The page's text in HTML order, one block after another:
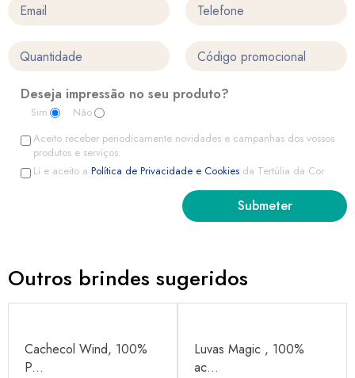
Deseja impressão no seu produto?
Sim
Não
Aceito receber periodicamente novidades e campanhas dos vossos
produtos e serviços.
Li e aceito a Política de Privacidade e Cookies da Tertúlia da Cor
Outros brindes sugeridos
Cachecol Wind, 100%
P...
Luvas Magic , 100%
ac...